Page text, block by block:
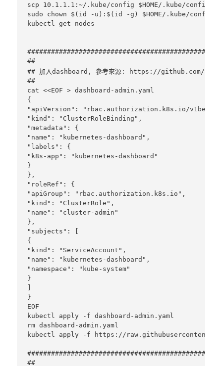
scp 10.1.1.1:~/.kube/config $HOME/.kube/config
sudo chown $(id -u):$(id -g) $HOME/.kube/config
kubectl get nodes
##
## 加入dashboard, 參考來源: https://github.com/
##
cat <<EOF > dashboard-admin.yaml
{
"apiVersion": "rbac.authorization.k8s.io/
"kind": "ClusterRoleBinding",
"metadata": {
"name": "kubernetes-dashboard",
"labels": {
"k8s-app": "kubernetes-dashboard"
}
},
"roleRef": {
"apiGroup": "rbac.authorization.k8s.io",
"kind": "ClusterRole",
"name": "cluster-admin"
},
"subjects": [
{
"kind": "ServiceAccount",
"name": "kubernetes-dashboard",
"namespace": "kube-system"
}
]
}
EOF
kubectl apply -f dashboard-admin.yaml
rm dashboard-admin.yaml
kubectl apply -f https://raw.githubusercontent.com/
##